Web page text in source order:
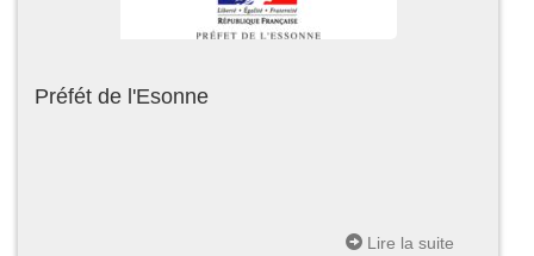
Préfét de l'Esonne
Lire la suite